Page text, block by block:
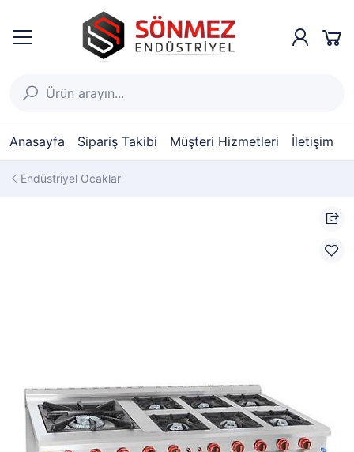
Anasayfa Sipariş Takibi Müşteri Hizmetleri İletişim
Endüstriyel Ocaklar